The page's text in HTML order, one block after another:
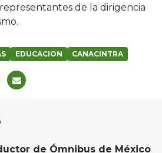
de la dirigencia
EDUCACION CANACINTRA
de Ómnibus de México